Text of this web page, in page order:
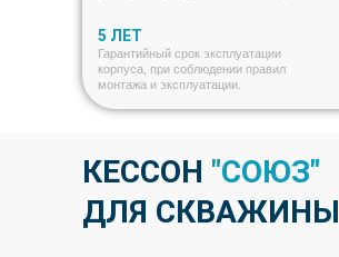
Гарантийный срок эксплуатации
корпуса, при соблюдении правил
монтажа и эксплуатации.
5 ЛЕТ
КЕССОН "СОЮЗ"
ДЛЯ СКВАЖИНЫ